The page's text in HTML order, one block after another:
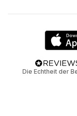
Die Echtheit der